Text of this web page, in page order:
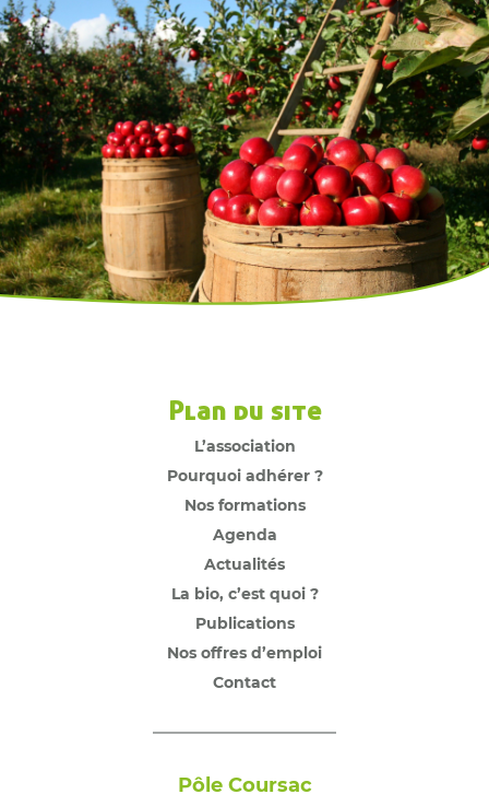
Plan du site
L’association
Pourquoi adhérer ?
Nos formations
Agenda
Actualités
La bio, c’est quoi ?
Publications
Nos offres d’emploi
Contact
Pôle Coursac